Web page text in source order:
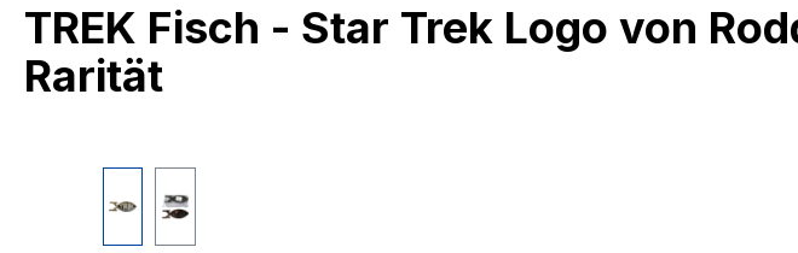
TREK Fisch - Star Trek Logo von
Rarität